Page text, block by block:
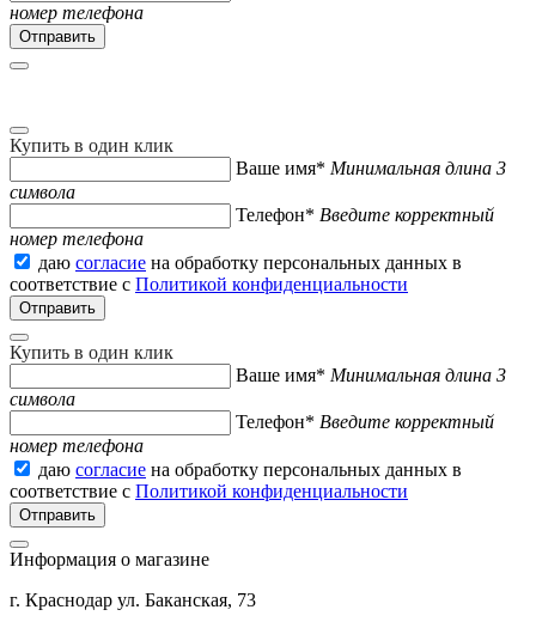
номер телефона
Купить в один клик
Ваше имя* Минимальная длина 3
символа
Телефон* Введите корректный
номер телефона
даю согласие на обработку персональных данных в
соответствие с Политикой конфиденциальности
Купить в один клик
Ваше имя* Минимальная длина 3
символа
Телефон* Введите корректный
номер телефона
даю согласие на обработку персональных данных в
соответствие с Политикой конфиденциальности
Информация о магазине
г. Краснодар ул. Баканская, 73